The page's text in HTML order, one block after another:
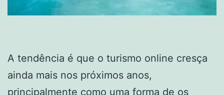
A tendência é que o turismo online cresça
ainda mais nos próximos anos,
principalmente como uma forma de os